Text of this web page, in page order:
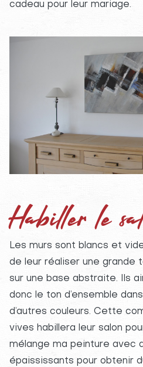
cadeau pour leur mariage.
Habiller le
Les murs sont blancs et
de leur réaliser une grande
sur une base abstraite. Ils
donc le ton d’ensemble
d’autres couleurs. Cette
vives habillera leur salon
mélange ma peinture avec
épaississants pour obtenir